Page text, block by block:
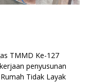
TMMD Ke-127
penyusunan
Tidak Layak